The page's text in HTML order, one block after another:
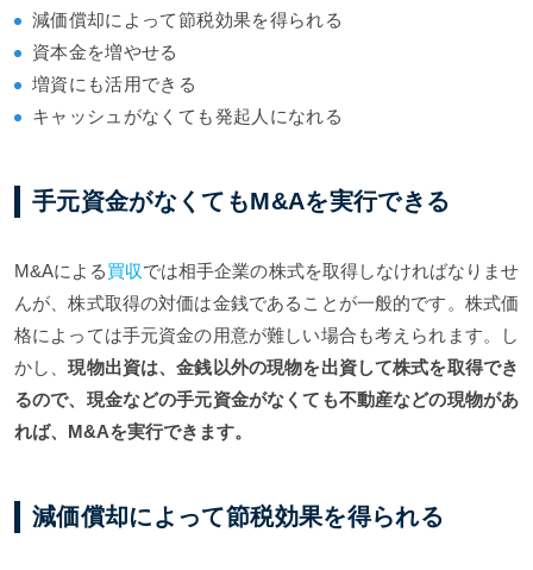
減価償却によって節税効果を得られる
資本金を増やせる
増資にも活用できる
キャッシュがなくても発起人になれる
手元資金がなくてもM&Aを実行できる
M&Aによる買収では相手企業の株式を取得しなければなりませ
んが、株式取得の対価は金銭であることが一般的です。株式価
格によっては手元資金の用意が難しい場合も考えられます。し
かし、現物出資は、金銭以外の現物を出資して株式を取得でき
るので、現金などの手元資金がなくても不動産などの現物があ
れば、M&Aを実行できます。
減価償却によって節税効果を得られる